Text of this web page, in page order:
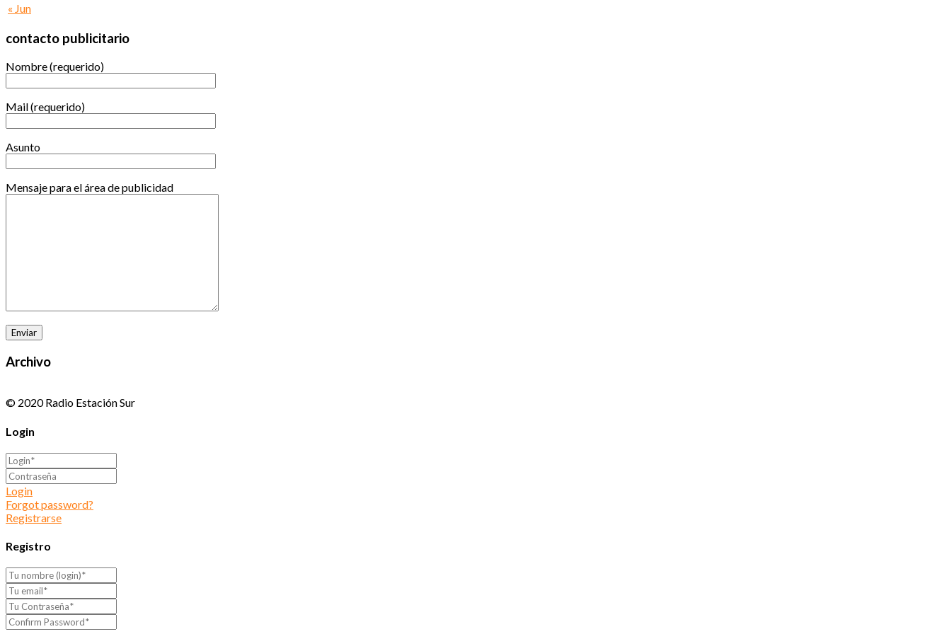
« Jun
contacto publicitario
Nombre (requerido)
Mail (requerido)
Asunto
Mensaje para el área de publicidad
Archivo
© 2020 Radio Estación Sur
Login
Login
Forgot password?
Registrarse
Registro